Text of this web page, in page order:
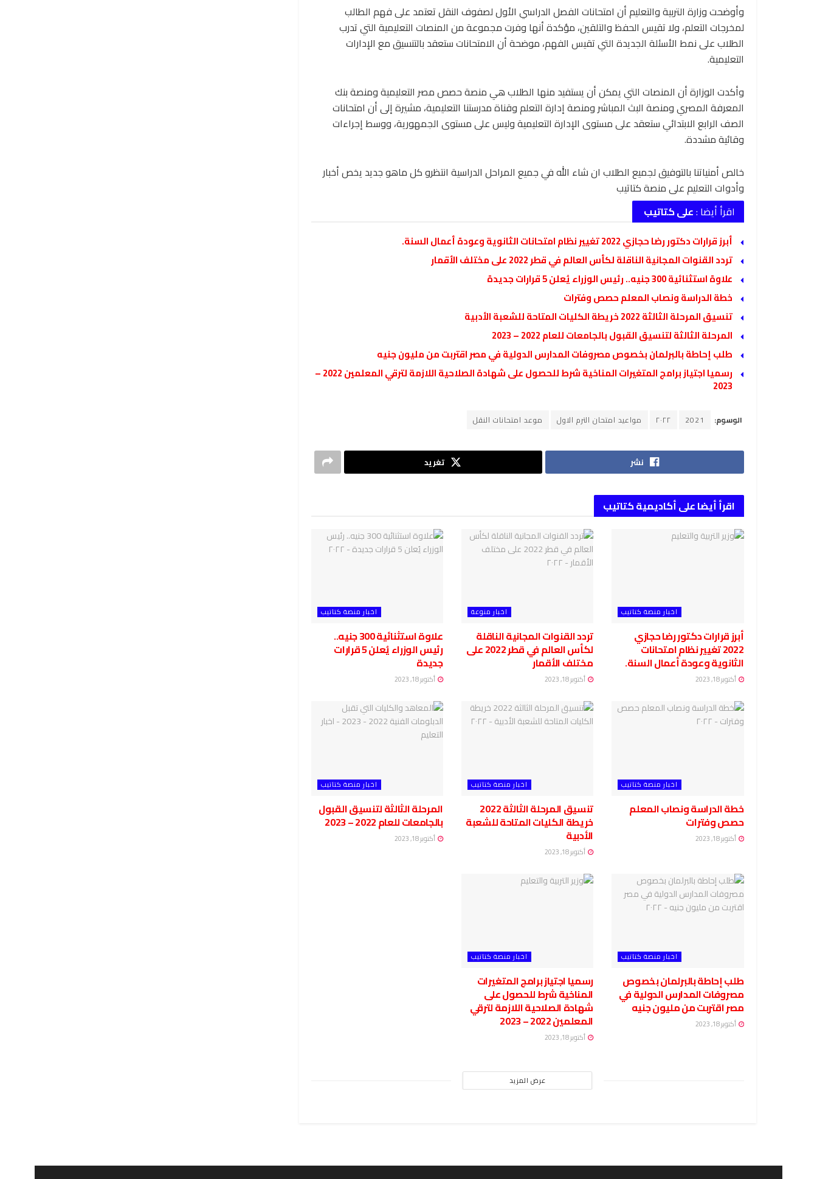
وأوضحت وزارة التربية والتعليم أن امتحانات الفصل الدراسي الأول لصفوف النقل تعتمد على فهم الطالب
لمخرجات التعلم، ولا تقيس الحفظ والتلقين، مؤكدة أنها وفرت مجموعة من المنصات التعليمية التي تدرب
الطلاب على نمط الأسئلة الجديدة التي تقيس الفهم، موضحة أن الامتحانات ستعقد بالتنسيق مع الإدارات
التعليمية.
وأكدت الوزارة أن المنصات التي يمكن أن يستفيد منها الطلاب هي منصة حصص مصر التعليمية ومنصة بنك
المعرفة المصري ومنصة البث المباشر ومنصة إدارة التعلم وقناة مدرستنا التعليمية، مشيرة إلى أن امتحانات
الصف الرابع الابتدائي ستعقد على مستوى الإدارة التعليمية وليس على مستوى الجمهورية، ووسط إجراءات
وقائية مشددة.
خالص أمنياتنا بالتوفيق لجميع الطلاب ان شاء الله في جميع المراحل الدراسية انتظرو كل ماهو جديد يخص أخبار
وأدوات التعليم على منصة كتاتيب
اقرأ أيضا :على كتاتيب
أبرز قرارات دكتور رضا حجازي 2022 تغيير نظام امتحانات الثانوية وعودة أعمال السنة.
تردد القنوات المجانية الناقلة لكأس العالم في قطر 2022 على مختلف الأقمار
علاوة استثنائية 300 جنيه.. رئيس الوزراء يُعلن 5 قرارات جديدة
خطة الدراسة ونصاب المعلم حصص وفترات
تنسيق المرحلة الثالثة 2022 خريطة الكليات المتاحة للشعبة الأدبية
المرحلة الثالثة لتنسيق القبول بالجامعات للعام 2022 – 2023
طلب إحاطة بالبرلمان بخصوص مصروفات المدارس الدولية في مصر اقتربت من مليون جنيه
رسميا اجتياز برامج المتغيرات المناخية شرط للحصول على شهادة الصلاحية اللازمة لترقي المعلمين 2022 –
2023
الوسوم: 2021 ٢٠٢٢ مواعيد امتحان الترم الاول موعد امتحانات النقل
نشر تغريد
اقرأ أيضا على أكاديمية كتاتيب
اخبار منصة كتاتيب
أبرز قرارات دكتور رضا حجازي
2022 تغيير نظام امتحانات
الثانوية وعودة أعمال السنة.
أكتوبر 18, 2023
اخبار منوعة
تردد القنوات المجانية الناقلة
لكأس العالم في قطر 2022 على
مختلف الأقمار
أكتوبر 18, 2023
اخبار منصة كتاتيب
علاوة استثنائية 300 جنيه..
رئيس الوزراء يُعلن 5 قرارات
جديدة
أكتوبر 18, 2023
اخبار منصة كتاتيب
خطة الدراسة ونصاب المعلم
حصص وفترات
أكتوبر 18, 2023
اخبار منصة كتاتيب
تنسيق المرحلة الثالثة 2022
خريطة الكليات المتاحة للشعبة
الأدبية
أكتوبر 18, 2023
اخبار منصة كتاتيب
المرحلة الثالثة لتنسيق القبول
بالجامعات للعام 2022 – 2023
أكتوبر 18, 2023
اخبار منصة كتاتيب
طلب إحاطة بالبرلمان بخصوص
مصروفات المدارس الدولية في
مصر اقتربت من مليون جنيه
أكتوبر 18, 2023
اخبار منصة كتاتيب
رسميا اجتياز برامج المتغيرات
المناخية شرط للحصول على
شهادة الصلاحية اللازمة لترقي
المعلمين 2022 – 2023
أكتوبر 18, 2023
عرض المزيد